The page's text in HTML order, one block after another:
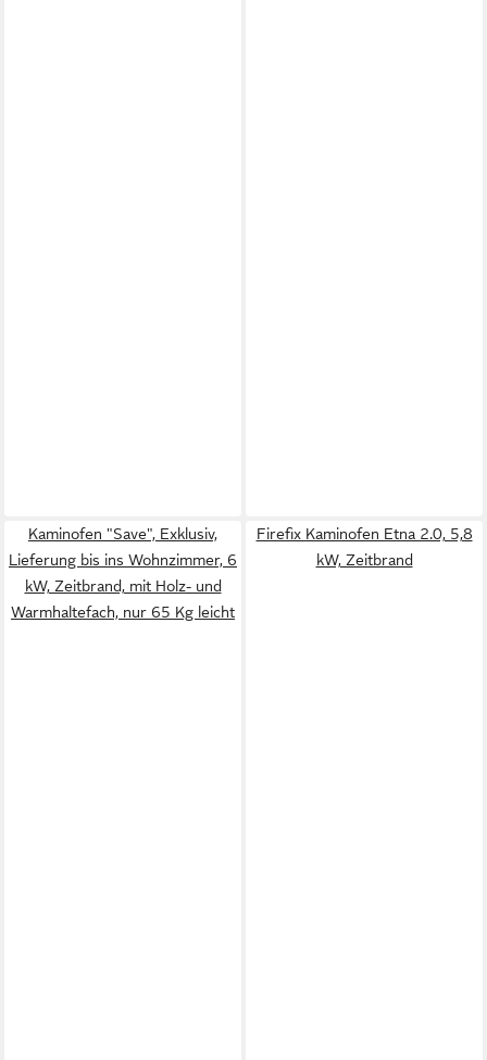
Kaminofen "Save", Exklusiv,
Lieferung bis ins Wohnzimmer, 6
kW, Zeitbrand, mit Holz- und
Warmhaltefach, nur 65 Kg leicht
Firefix Kaminofen Etna 2.0, 5,8
kW, Zeitbrand